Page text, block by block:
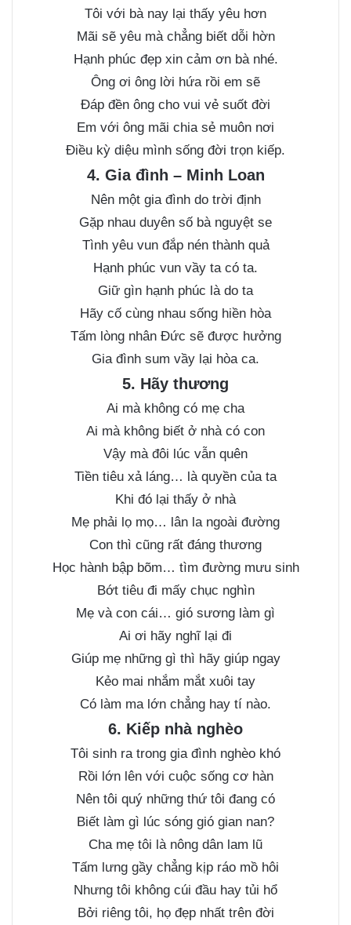
Tôi với bà nay lại thấy yêu hơn
Mãi sẽ yêu mà chẳng biết dỗi hờn
Hạnh phúc đẹp xin cảm ơn bà nhé.
Ông ơi ông lời hứa rồi em sẽ
Đáp đền ông cho vui vẻ suốt đời
Em với ông mãi chia sẻ muôn nơi
Điều kỳ diệu mình sống đời trọn kiếp.
4. Gia đình – Minh Loan
Nên một gia đình do trời định
Gặp nhau duyên số bà nguyệt se
Tình yêu vun đắp nén thành quả
Hạnh phúc vun vầy ta có ta.
Giữ gìn hạnh phúc là do ta
Hãy cố cùng nhau sống hiền hòa
Tấm lòng nhân Đức sẽ được hưởng
Gia đình sum vầy lại hòa ca.
5. Hãy thương
Ai mà không có mẹ cha
Ai mà không biết ở nhà có con
Vậy mà đôi lúc vẫn quên
Tiền tiêu xả láng… là quyền của ta
Khi đó lại thấy ở nhà
Mẹ phải lọ mọ… lân la ngoài đường
Con thì cũng rất đáng thương
Học hành bập bõm… tìm đường mưu sinh
Bớt tiêu đi mấy chục nghìn
Mẹ và con cái… gió sương làm gì
Ai ơi hãy nghĩ lại đi
Giúp mẹ những gì thì hãy giúp ngay
Kẻo mai nhắm mắt xuôi tay
Có làm ma lớn chẳng hay tí nào.
6. Kiếp nhà nghèo
Tôi sinh ra trong gia đình nghèo khó
Rồi lớn lên với cuộc sống cơ hàn
Nên tôi quý những thứ tôi đang có
Biết làm gì lúc sóng gió gian nan?
Cha mẹ tôi là nông dân lam lũ
Tấm lưng gầy chẳng kịp ráo mồ hôi
Nhưng tôi không cúi đầu hay tủi hổ
Bởi riêng tôi, họ đẹp nhất trên đời